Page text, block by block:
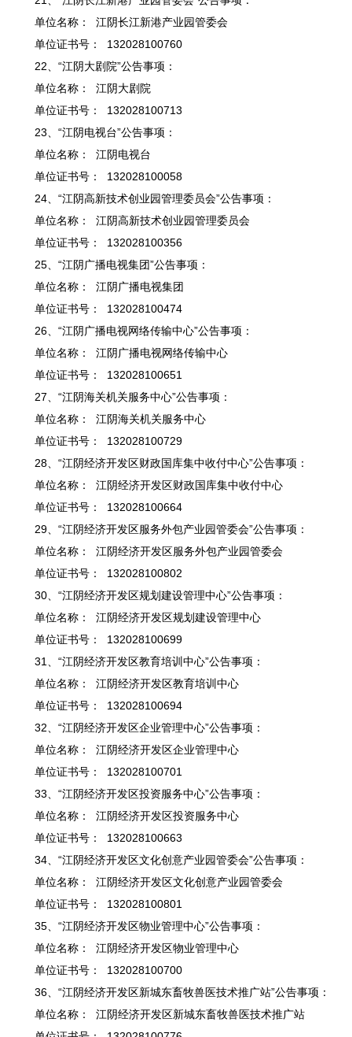
单位名称： 江阴长江新港产业园管委会
单位证书号： 132028100760
22、“江阴大剧院”公告事项：
单位名称： 江阴大剧院
单位证书号： 132028100713
23、“江阴电视台”公告事项：
单位名称： 江阴电视台
单位证书号： 132028100058
24、“江阴高新技术创业园管理委员会”公告事项：
单位名称： 江阴高新技术创业园管理委员会
单位证书号： 132028100356
25、“江阴广播电视集团”公告事项：
单位名称： 江阴广播电视集团
单位证书号： 132028100474
26、“江阴广播电视网络传输中心”公告事项：
单位名称： 江阴广播电视网络传输中心
单位证书号： 132028100651
27、“江阴海关机关服务中心”公告事项：
单位名称： 江阴海关机关服务中心
单位证书号： 132028100729
28、“江阴经济开发区财政国库集中收付中心”公告事项：
单位名称： 江阴经济开发区财政国库集中收付中心
单位证书号： 132028100664
29、“江阴经济开发区服务外包产业园管委会”公告事项：
单位名称： 江阴经济开发区服务外包产业园管委会
单位证书号： 132028100802
30、“江阴经济开发区规划建设管理中心”公告事项：
单位名称： 江阴经济开发区规划建设管理中心
单位证书号： 132028100699
31、“江阴经济开发区教育培训中心”公告事项：
单位名称： 江阴经济开发区教育培训中心
单位证书号： 132028100694
32、“江阴经济开发区企业管理中心”公告事项：
单位名称： 江阴经济开发区企业管理中心
单位证书号： 132028100701
33、“江阴经济开发区投资服务中心”公告事项：
单位名称： 江阴经济开发区投资服务中心
单位证书号： 132028100663
34、“江阴经济开发区文化创意产业园管委会”公告事项：
单位名称： 江阴经济开发区文化创意产业园管委会
单位证书号： 132028100801
35、“江阴经济开发区物业管理中心”公告事项：
单位名称： 江阴经济开发区物业管理中心
单位证书号： 132028100700
36、“江阴经济开发区新城东畜牧兽医技术推广站”公告事项：
单位名称： 江阴经济开发区新城东畜牧兽医技术推广站